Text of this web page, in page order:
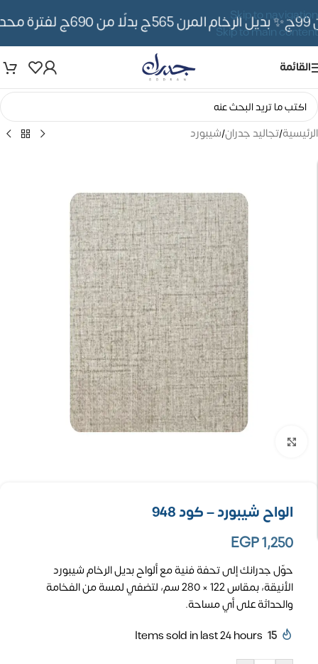
Skip to navigation
Skip to main content
✨ بديل الرخام المرن 565ج بدلًا من 690ج لفترة محدوده
القائمة
الرئيسية/تجاليد جدران/شيبورد
الواح شيبورد – كود 948
EGP1,250
حوّل جدرانك إلى تحفة فنية مع ألواح بديل الرخام شيبورد
الأنيقة، بمقاس 122 × 280 سم، لتضفي لمسة من الفخامة
والحداثة على أي مساحة.
15
Items sold in last 24 hours